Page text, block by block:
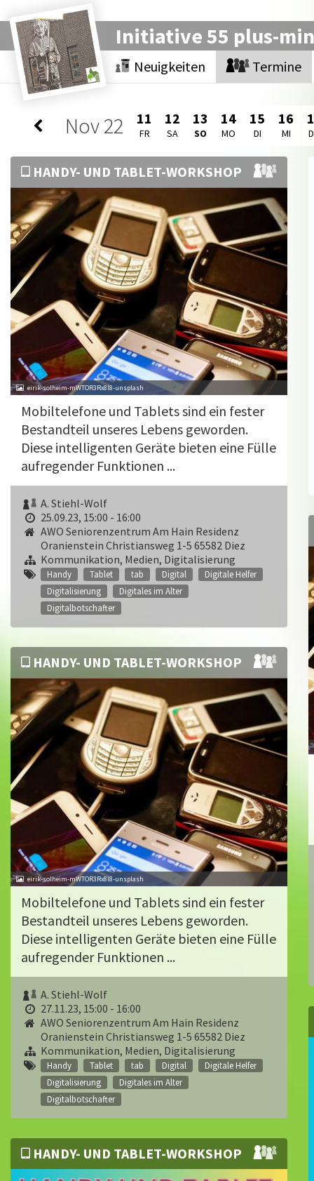
Initiative 55 plus-
Neuigkeiten Termine
Nov22 11
FR
12
SA
13
SO
14
MO
15
DI
16
MI
HANDY- UND TABLET-WORKSHOP
eirik-solheim-mWTOR3Rx8l8-unsplash
Mobiltelefone und Tablets sind ein fester
Bestandteil unseres Lebens geworden.
Diese intelligenten Geräte bieten eine Fülle
aufregender Funktionen ...
A. Stiehl-Wolf
25.09.23, 15:00 - 16:00
AWO Seniorenzentrum Am Hain Residenz
Oranienstein Christiansweg 1-5 65582 Diez
Kommunikation, Medien, Digitalisierung
Handy Tablet tab Digital
Digitale Helfer
Digitalisierung
Digitales im Alter
Digitalbotschafter
HANDY- UND TABLET-WORKSHOP
eirik-solheim-mWTOR3Rx8l8-unsplash
Mobiltelefone und Tablets sind ein fester
Bestandteil unseres Lebens geworden.
Diese intelligenten Geräte bieten eine Fülle
aufregender Funktionen ...
A. Stiehl-Wolf
27.11.23, 15:00 - 16:00
AWO Seniorenzentrum Am Hain Residenz
Oranienstein Christiansweg 1-5 65582 Diez
Kommunikation, Medien, Digitalisierung
Handy Tablet tab Digital
Digitale Helfer
Digitalisierung
Digitales im Alter
Digitalbotschafter
HANDY- UND TABLET-WORKSHOP